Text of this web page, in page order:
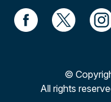
©
All rights